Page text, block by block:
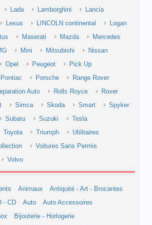
Lada Lamborghini
Lancia
Lexus LINCOLN continental
Logan
Maserati Mazda
Mercedes
Mini Mitsubishi
Nissan
Opel Peugeot
Pick Up
Pontiac Porsche
Range Rover
Auto Rolls Royce
Rover
Simca Skoda Smart
Spyker
Subaru Suzuki
Tesla
Toyota Triumph
Utilitaires
Voitures Sans Permis
Volvo
Animaux
Antiquité - Art - Brocantes
- CD
Auto
Auto Accessoires
Bijouterie - Horlogerie